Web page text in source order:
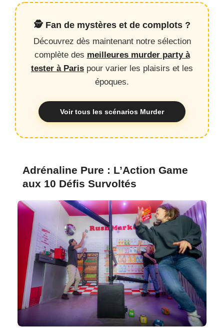
🕵️ Fan de mystères et de complots ?
Découvrez dès maintenant notre sélection
complète des meilleures murder party à
tester à Paris pour varier les plaisirs et les
époques.
Voir tous les scénarios Murder
Adrénaline Pure : L’Action Game
aux 10 Défis Survoltés